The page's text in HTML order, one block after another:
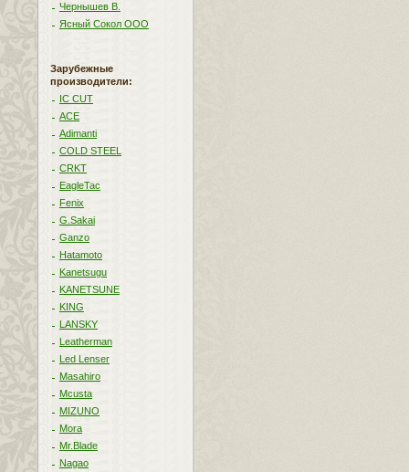
Чернышев В.
Ясный Сокол ООО
Зарубежные
производители:
IC CUT
ACE
Adimanti
COLD STEEL
CRKT
EagleTac
Fenix
G.Sakai
Ganzo
Hatamoto
Kanetsugu
KANETSUNE
KING
LANSKY
Leatherman
Led Lenser
Masahiro
Mcusta
MIZUNO
Mora
Mr.Blade
Nagao